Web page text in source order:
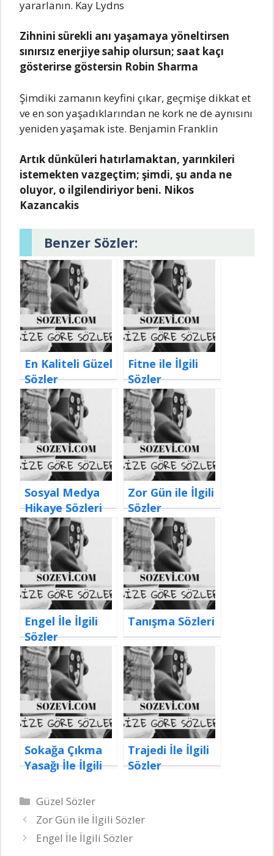
yararlanın. Kay Lydns
Zihnini sürekli anı yaşamaya yöneltirsen
sınırsız enerjiye sahip olursun; saat kaçı
gösterirse göstersin Robin Sharma
Şimdiki zamanın keyfini çıkar, geçmişe dikkat et
ve en son yaşadıklarından ne kork ne de aynısını
yeniden yaşamak iste. Benjamin Franklin
Artık dünküleri hatırlamaktan, yarınkileri
istemekten vazgeçtim; şimdi, şu anda ne
oluyor, o ilgilendiriyor beni. Nikos
Kazancakis
Benzer Sözler:
En Kaliteli Güzel
Sözler
Fitne ile İlgili
Sözler
Sosyal Medya
Hikaye Sözleri
Zor Gün ile İlgili
Sözler
Engel İle İlgili
Sözler
Tanışma Sözleri
Sokağa Çıkma
Yasağı İle İlgili
Trajedi İle İlgili
Sözler
Kategoriler
Güzel Sözler
Zor Gün ile İlgili Sözler
Engel İle İlgili Sözler